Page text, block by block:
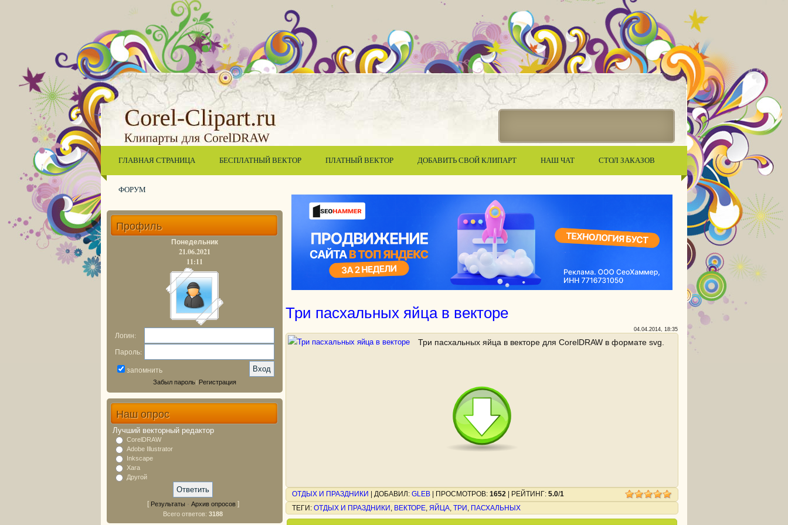
ГЛАВНАЯ СТРАНИЦА БЕСПЛАТНЫЙ ВЕКТОР ПЛАТНЫЙ ВЕКТОР ДОБАВИТЬ СВОЙ КЛИПАРТ НАШ ЧАТ СТОЛ ЗАКАЗОВ
ФОРУМ
Три пасхальных яйца в векторе
04.04.2014, 18:35
Три пасхальных яйца в векторе для CorelDRAW в формате svg.
ОТДЫХ И ПРАЗДНИКИ | ДОБАВИЛ: GLEB | ПРОСМОТРОВ: 1652 | РЕЙТИНГ: 5.0/1
ТЕГИ: ОТДЫХ И ПРАЗДНИКИ ВЕКТОРЕ ЯЙЦА ТРИ ПАСХАЛЬНЫХ
Профиль
Понедельник
21.06.2021
11:11
Логин:
Пароль:
запомнить
Забыл пароль| Регистрация
Наш опрос
Лучший векторный редактор
CorelDRAW
Adobe Illustrator
Inkscape
Xara
Другой
[ Результаты · Архив опросов]
Всего ответов:3188